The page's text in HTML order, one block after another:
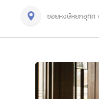
ซอยหงษ์หยกอุทิศ